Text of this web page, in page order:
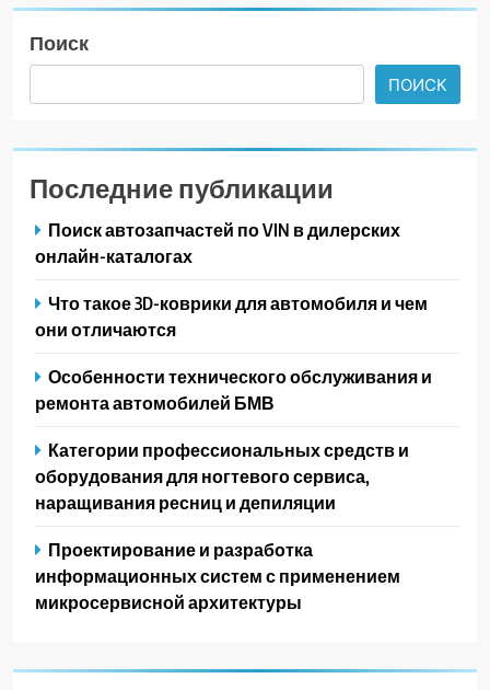
Поиск
ПОИСК
Последние публикации
Поиск автозапчастей по VIN в дилерских
онлайн-каталогах
Что такое 3D-коврики для автомобиля и чем
они отличаются
Особенности технического обслуживания и
ремонта автомобилей БМВ
Категории профессиональных средств и
оборудования для ногтевого сервиса,
наращивания ресниц и депиляции
Проектирование и разработка
информационных систем с применением
микросервисной архитектуры